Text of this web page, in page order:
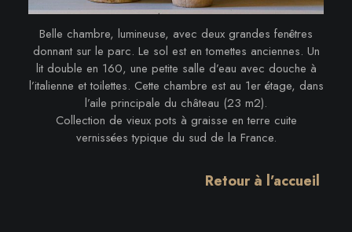
Belle chambre, lumineuse, avec deux grandes fenêtres
donnant sur le parc. Le sol est en tomettes anciennes. Un
lit double en 160, une petite salle d’eau avec douche à
l’italienne et toilettes. Cette chambre est au 1er étage, dans
l’aile principale du château (23 m2).
Collection de vieux pots à graisse en terre cuite
vernissées typique du sud de la France.
Retour à l’accueil